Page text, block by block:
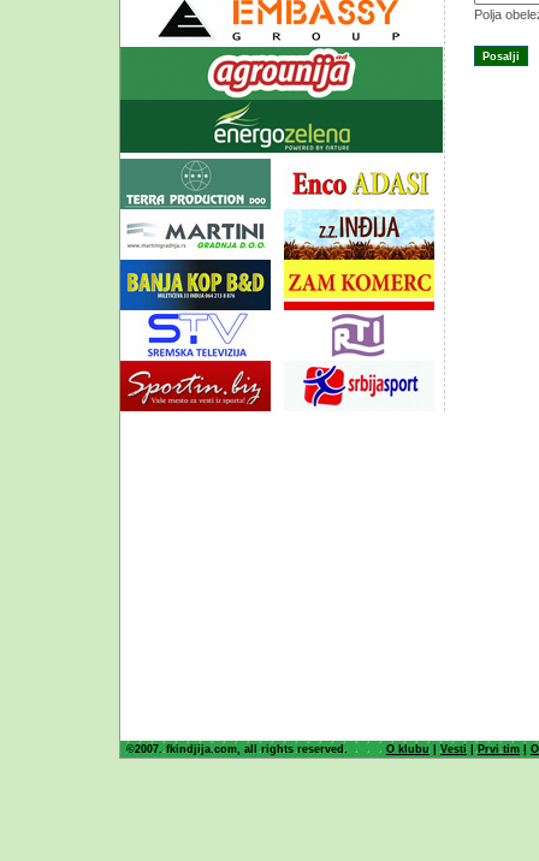
Polja
©2007. fkindjija.com, all rights reserved. O klubu |Vesti | Prvi tim |